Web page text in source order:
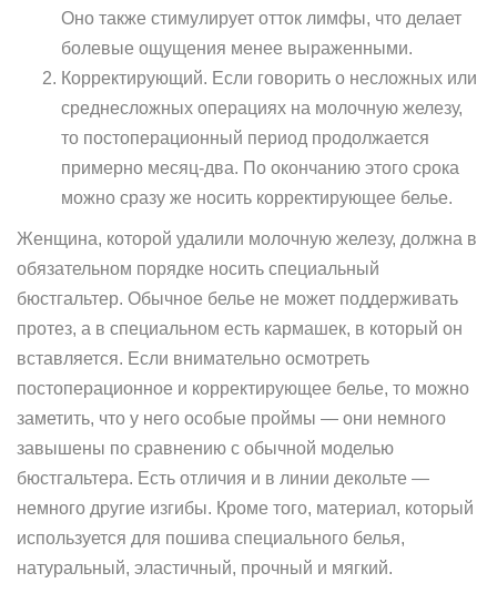
Оно также стимулирует отток лимфы, что делает
болевые ощущения менее выраженными.
Корректирующий. Если говорить о несложных или
среднесложных операциях на молочную железу,
то постоперационный период продолжается
примерно месяц-два. По окончанию этого срока
можно сразу же носить корректирующее белье.
Женщина, которой удалили молочную железу, должна в
обязательном порядке носить специальный
бюстгальтер. Обычное белье не может поддерживать
протез, а в специальном есть кармашек, в который он
вставляется. Если внимательно осмотреть
постоперационное и корректирующее белье, то можно
заметить, что у него особые проймы — они немного
завышены по сравнению с обычной моделью
бюстгальтера. Есть отличия и в линии декольте —
немного другие изгибы. Кроме того, материал, который
используется для пошива специального белья,
натуральный, эластичный, прочный и мягкий.